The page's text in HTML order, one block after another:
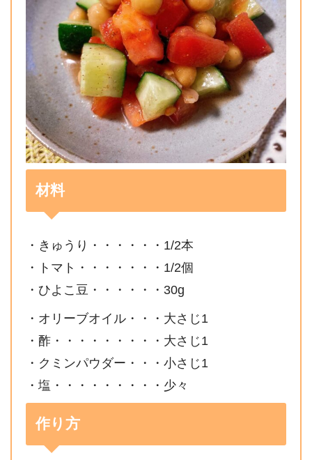
材料
・きゅうり・・・・・・1/2本
・トマト・・・・・・・1/2個
・ひよこ豆・・・・・・30g
・オリーブオイル・・・大さじ1
・酢・・・・・・・・・大さじ1
・クミンパウダー・・・小さじ1
・塩・・・・・・・・・少々
作り方